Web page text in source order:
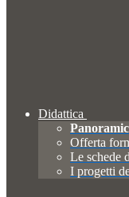
Didattica
Offerta
Le schede
I progetti